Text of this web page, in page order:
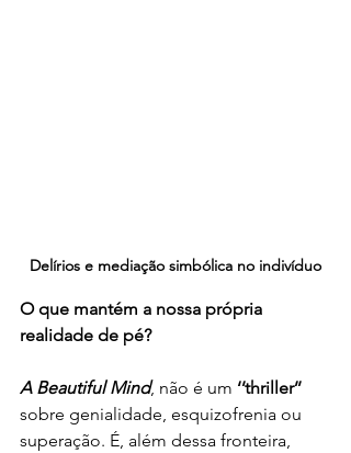
Delírios e mediação simbólica no indivíduo
O que mantém a nossa própria
realidade de pé?
A Beautiful Mind, não é um ‘’thriller’’
sobre genialidade, esquizofrenia ou
superação. É, além dessa fronteira,